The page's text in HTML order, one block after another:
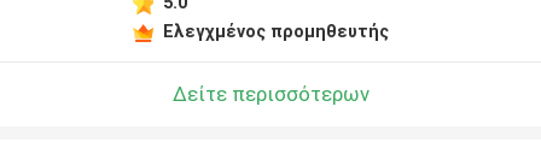
Ελεγχμένος προμηθευτής
Δείτε περισσότερων